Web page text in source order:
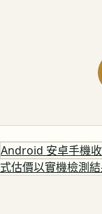
Android 安卓手機
式估價以實機檢測結